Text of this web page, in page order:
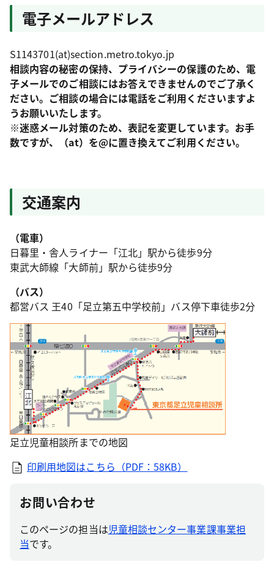
電子メールアドレス
S1143701(at)section.metro.tokyo.jp
相談内容の秘密の保持、プライバシーの保護のため、電
子メールでのご相談にはお答えできませんのでご了承く
ださい。ご相談の場合には電話をご利用くださいますよ
うお願いいたします。
※迷惑メール対策のため、表記を変更しています。お手
数ですが、（at）を@に置き換えてご利用ください。
交通案内
（電車）
日暮里・舎人ライナー「江北」駅から徒歩9分
東武大師線「大師前」駅から徒歩9分
（バス）
都営バス 王40「足立第五中学校前」バス停下車徒歩2分
足立児童相談所までの地図
印刷用地図はこちら（PDF：58KB）
お問い合わせ
このページの担当は児童相談センター事業課事業担
当です。